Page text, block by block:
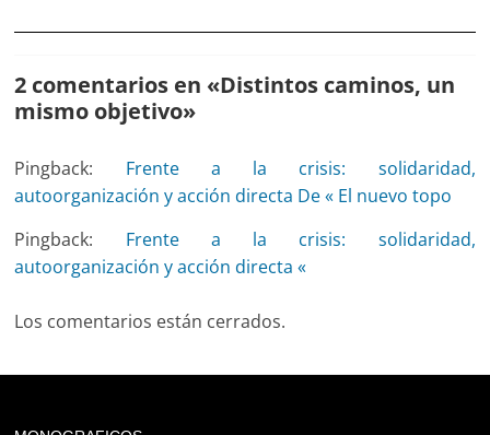
2 comentarios en «Distintos caminos, un
mismo objetivo»
Pingback: Frente a la crisis: solidaridad,
autoorganización y acción directa De « El nuevo topo
Pingback: Frente a la crisis: solidaridad,
autoorganización y acción directa «
Los comentarios están cerrados.